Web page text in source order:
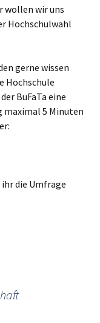
wollen wir uns
Hochschulwahl
gerne wissen
Hochschule
BuFaTa eine
5 Minuten
die Umfrage